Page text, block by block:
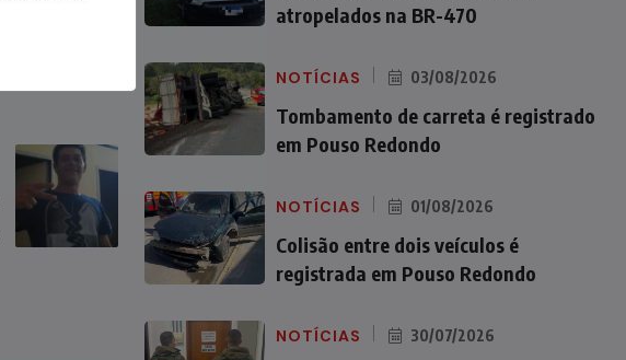
atropelados na BR-470
NOTÍCIAS 03/08/2026
Tombamento de carreta é registrado
em Pouso Redondo
NOTÍCIAS 01/08/2026
Colisão entre dois veículos é
registrada em Pouso Redondo
NOTÍCIAS 30/07/2026